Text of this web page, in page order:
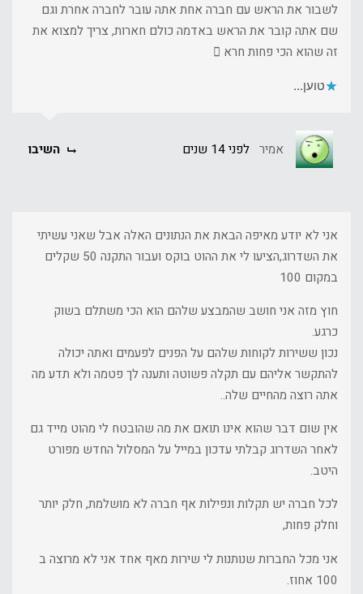
לשבור את הראש עם חברה אחת אתה עובר לחברה אחרת וגם
שם אתה קובר את הראש באדמה כולם חארות, צריך למצוא את
זה שהוא הכי פחות חרא 
טוען...
אמיר לפני 14 שנים השיבו
אני לא יודע מאיפה הבאת את הנתונים האלה אבל שאני עשיתי
את השדרוג,הציעו לי את ההוט בוקס ועבור התקנה 50 שקלים
במקום 100
חוץ מזה אני חושב שהמבצע שלהם הוא הכי משתלם בשוק
כרגע.
נכון ששירות לקוחות שלהם על הפנים לפעמים ואתה יכולה
להתקשר אליהם עם תקלה פשוטה ותענה לך פטמה ולא תדע מה
אתה רוצה מהחיים שלה..
אין שום דבר שהוא אינו תואם את מה שהובטח לי מהוט מייד גם
לאחר השדרוג קבלתי עדכון במייל על המסלול החדש מפורט
היטב.
לכל חברה יש תקלות ונפילות אף חברה לא מושלמת, חלק יותר
וחלק פחות,
אני מכל החברות שנותנות לי שירות מאף אחד אני לא מרוצה ב
100 אחוז.